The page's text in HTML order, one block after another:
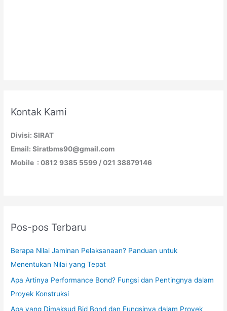
Kontak Kami
Divisi: SIRAT
Email: Siratbms90@gmail.com
Mobile : 0812 9385 5599 / 021 38879146
Pos-pos Terbaru
Berapa Nilai Jaminan Pelaksanaan? Panduan untuk
Menentukan Nilai yang Tepat
Apa Artinya Performance Bond? Fungsi dan Pentingnya dalam
Proyek Konstruksi
Apa yang Dimaksud Bid Bond dan Fungsinya dalam Proyek